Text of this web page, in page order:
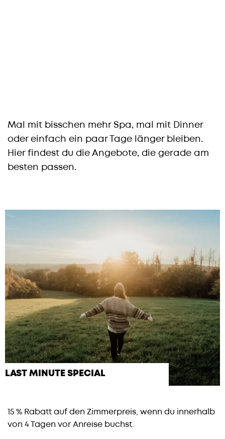
Mal mit bisschen mehr Spa, mal mit Dinner
oder einfach ein paar Tage länger bleiben.
Hier findest du die Angebote, die gerade am
besten passen.
LAST MINUTE SPECIAL
15 % Rabatt auf den Zimmerpreis, wenn du innerhalb
von 4 Tagen vor Anreise buchst.